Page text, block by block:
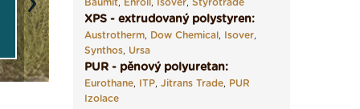
Next
Baumit, Enroll , Isover, Styrotrade
XPS - extrudovaný polystyren:
Austrotherm, Dow Chemical, Isover,
Synthos, Ursa
PUR - pěnový polyuretan:
Eurothane, ITP, Jitrans Trade, PUR
Izolace